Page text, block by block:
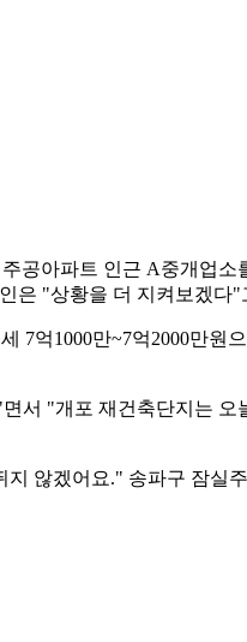
아파트 인근 A중개업소
은 "상황을 더 지켜보겠다
억1000만~7억2000만원
서 "개포 재건축단지는
않겠어요." 송파구 잠실